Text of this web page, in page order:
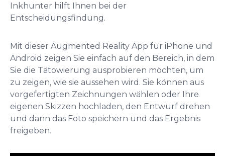
Inkhunter hilft Ihnen bei der
Entscheidungsfindung.
Mit dieser Augmented Reality App für iPhone und
Android zeigen Sie einfach auf den Bereich, in dem
Sie die Tätowierung ausprobieren möchten, um
zu zeigen, wie sie aussehen wird. Sie können aus
vorgefertigten Zeichnungen wählen oder Ihre
eigenen Skizzen hochladen, den Entwurf drehen
und dann das Foto speichern und das Ergebnis
freigeben.